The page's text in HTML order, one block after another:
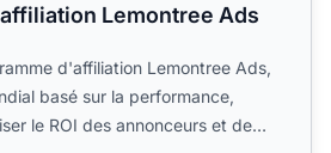
Lemontree Ads
d'affiliation Lemontree Ads,
basé sur la performance,
le ROI des annonceurs et des